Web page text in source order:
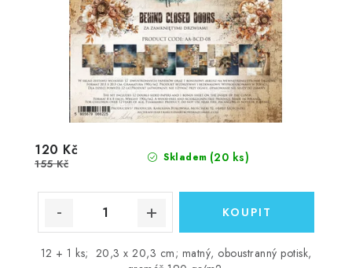
Skladem (20 ks)
120 Kč
155 Kč
12 + 1 ks; 20,3 x 20,3 cm; matný, oboustranný potisk,